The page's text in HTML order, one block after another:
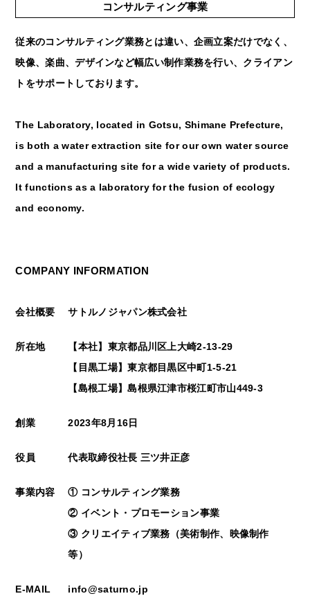
コンサルティング事業
従来のコンサルティング業務とは違い、企画立案だけでなく、
映像、楽曲、デザインなど幅広い制作業務を行い、クライアン
トをサポートしております。
The Laboratory, located in Gotsu, Shimane Prefecture,
is both a water extraction site for our own water source
and a manufacturing site for a wide variety of products.
It functions as a laboratory for the fusion of ecology
and economy.
COMPANY INFORMATION
会社概要 サトルノジャパン株式会社
所在地
【本社】東京都品川区上大崎2-13-29
【目黒工場】東京都目黒区中町1-5-21
【島根工場】島根県江津市桜江町市山449-3
創業 2023年8月16日
役員 代表取締役社長 三ツ井正彦
事業内容
① コンサルティング業務
② イベント・プロモーション事業
③ クリエイティブ業務（美術制作、映像制作
等）
E-MAIL info@saturno.jp